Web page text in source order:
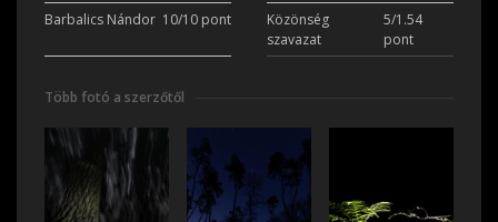
Barbalics Nándor 10/10 pont
Közönség
szavazat
5/1.54
pont
Több fotó a szerzőtől